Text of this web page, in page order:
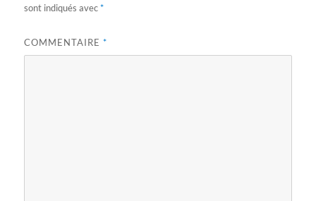
sont indiqués avec*
COMMENTAIRE*